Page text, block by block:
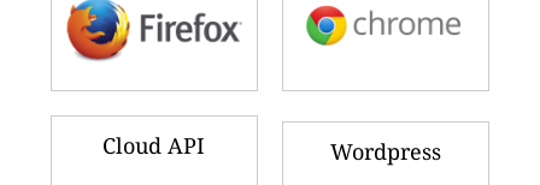
Wordpress
Cloud API